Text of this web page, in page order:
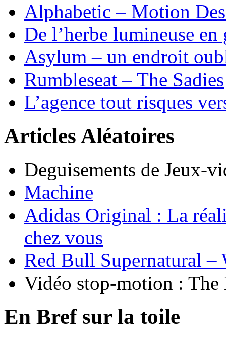
Alphabetic – Motion
De l’herbe lumineuse
Asylum – un endroit
Rumbleseat – The Sadies
L’agence tout risques
Articles Aléatoires
Deguisements de Jeux-
Machine
Adidas Original : La
chez vous
Red Bull Supernatural –
Vidéo stop-motion : The
En Bref sur la toile